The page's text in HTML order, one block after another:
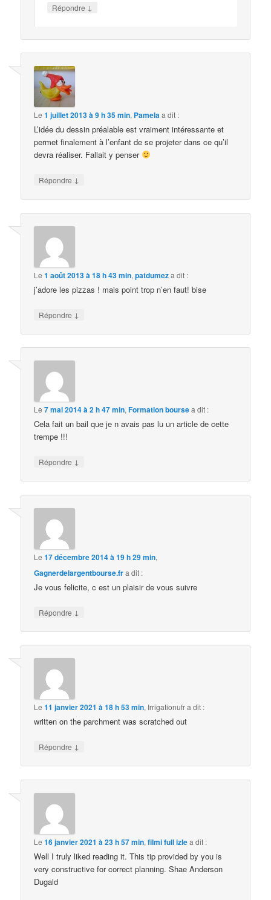
Répondre ↓
Le1 juillet 2013 à 9 h 35 min, Pamelaa dit :
L’idée du dessin préalable est vraiment intéressante et
permet finalement à l’enfant de se projeter dans ce qu’il
devra réaliser. Fallait y penser
Répondre ↓
Le1 août 2013 à 18 h 43 min,patdumeza dit :
j’adore les pizzas ! mais point trop n’en faut! bise
Répondre ↓
Le7 mai 2014 à 2 h 47 min,Formation boursea dit :
Cela fait un bail que je n avais pas lu un article de cette
trempe !!!
Répondre ↓
Le17 décembre 2014 à 19 h 29 min,
Gagnerdelargentbourse.fra dit :
Je vous felicite, c est un plaisir de vous suivre
Répondre ↓
Le11 janvier 2021 à 18 h 53 min, Irrigationufra dit :
written on the parchment was scratched out
Répondre ↓
Le16 janvier 2021 à 23 h 57 min,filmi full izlea dit :
Well I truly liked reading it. This tip provided by you is
very constructive for correct planning. Shae Anderson
Dugald